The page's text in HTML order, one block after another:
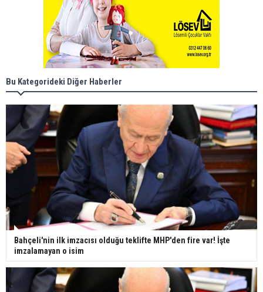
Bu Kategorideki Diğer Haberler
Bahçeli'nin ilk imzacısı olduğu teklifte MHP'den fire var! İşte
imzalamayan o isim